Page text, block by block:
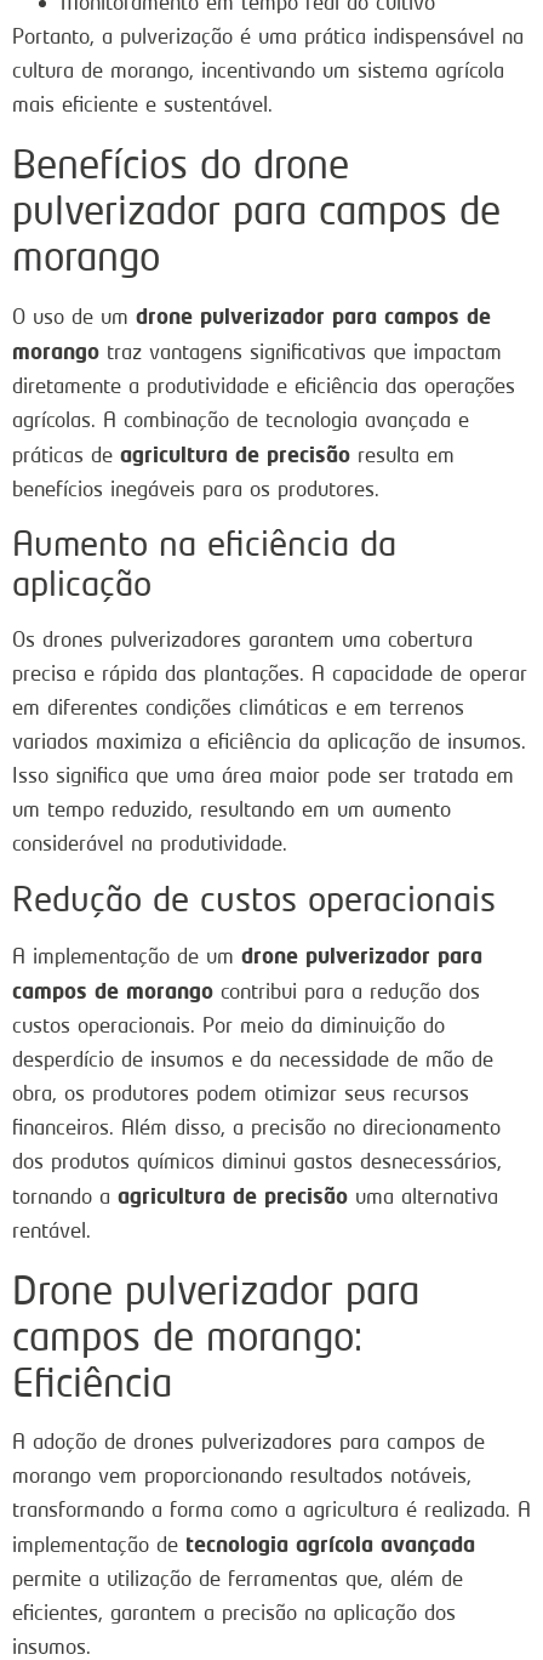
Portanto, a pulverização é uma prática indispensável na
cultura de morango, incentivando um sistema agrícola
mais eficiente e sustentável.
Benefícios do drone
pulverizador para campos de
morango
O uso de um drone pulverizador para campos de
morango traz vantagens significativas que impactam
diretamente a produtividade e eficiência das operações
agrícolas. A combinação de tecnologia avançada e
práticas de agricultura de precisão resulta em
benefícios inegáveis para os produtores.
Aumento na eficiência da
aplicação
Os drones pulverizadores garantem uma cobertura
precisa e rápida das plantações. A capacidade de operar
em diferentes condições climáticas e em terrenos
variados maximiza a eficiência da aplicação de insumos.
Isso significa que uma área maior pode ser tratada em
um tempo reduzido, resultando em um aumento
considerável na produtividade.
Redução de custos operacionais
A implementação de um drone pulverizador para
campos de morango contribui para a redução dos
custos operacionais. Por meio da diminuição do
desperdício de insumos e da necessidade de mão de
obra, os produtores podem otimizar seus recursos
financeiros. Além disso, a precisão no direcionamento
dos produtos químicos diminui gastos desnecessários,
tornando a agricultura de precisão uma alternativa
rentável.
Drone pulverizador para
campos de morango:
Eficiência
A adoção de drones pulverizadores para campos de
morango vem proporcionando resultados notáveis,
transformando a forma como a agricultura é realizada. A
implementação de tecnologia agrícola avançada
permite a utilização de ferramentas que, além de
eficientes, garantem a precisão na aplicação dos
insumos.